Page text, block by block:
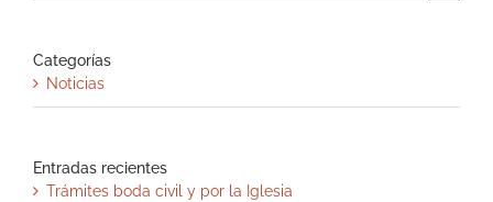
Categorías
Noticias
Entradas recientes
Trámites boda civil y por la Iglesia